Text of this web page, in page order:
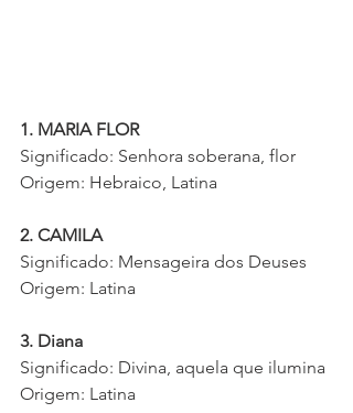
1. MARIA FLOR
Significado: Senhora soberana, flor
Origem: Hebraico, Latina
2. CAMILA
Significado: Mensageira dos Deuses
Origem: Latina
3. Diana
Significado: Divina, aquela que ilumina
Origem: Latina